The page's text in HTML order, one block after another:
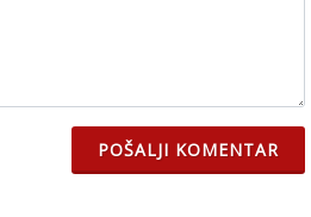
POŠALJI KOMENTAR